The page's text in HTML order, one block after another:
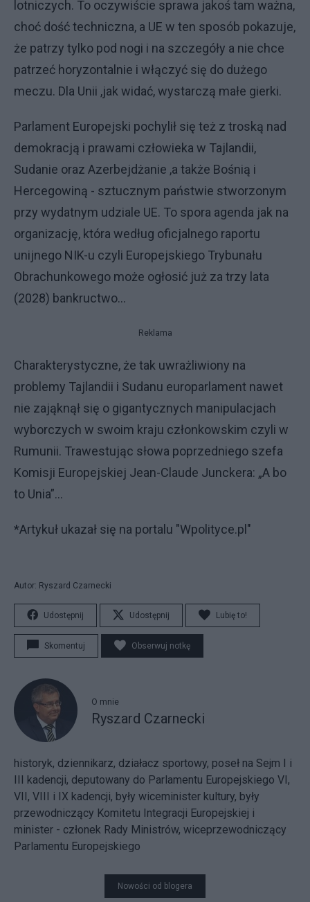
lotniczych. To oczywiście sprawa jakoś tam ważna,
choć dość techniczna, a UE w ten sposób pokazuje,
że patrzy tylko pod nogi i na szczegóły a nie chce
patrzeć horyzontalnie i włączyć się do dużego
meczu. Dla Unii ,jak widać, wystarczą małe gierki.
Parlament Europejski pochylił się też z troską nad
demokracją i prawami człowieka w Tajlandii,
Sudanie oraz Azerbejdżanie ,a także Bośnią i
Hercegowiną - sztucznym państwie stworzonym
przy wydatnym udziale UE. To spora agenda jak na
organizację, która według oficjalnego raportu
unijnego NIK-u czyli Europejskiego Trybunału
Obrachunkowego może ogłosić już za trzy lata
(2028) bankructwo...
Reklama
Charakterystyczne, że tak uwrażliwiony na
problemy Tajlandii i Sudanu europarlament nawet
nie zająknął się o gigantycznych manipulacjach
wyborczych w swoim kraju członkowskim czyli w
Rumunii. Trawestując słowa poprzedniego szefa
Komisji Europejskiej Jean-Claude Junckera: „A bo
to Unia”...
*Artykuł ukazał się na portalu "Wpolityce.pl"
Autor: Ryszard Czarnecki
Udostępnij Udostępnij Lubię to!
Skomentuj Obserwuj notkę
O mnie
Ryszard Czarnecki
historyk, dziennikarz, działacz sportowy, poseł na Sejm I i
III kadencji, deputowany do Parlamentu Europejskiego VI,
VII, VIII i IX kadencji, były wiceminister kultury, były
przewodniczący Komitetu Integracji Europejskiej i
minister - członek Rady Ministrów, wiceprzewodniczący
Parlamentu Europejskiego
Nowości od blogera